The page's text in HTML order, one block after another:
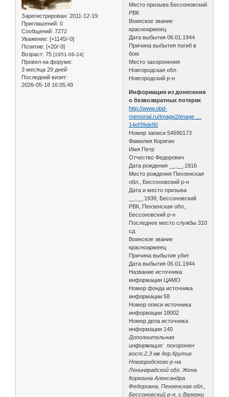
Зарегистрирован: 2011-12-19
Приглашений: 0
Сообщений: 7272
Уважение: [+1145/-0]
Позитив: [+20/-0]
Возраст: 75 [1951-06-24]
Провел на форуме:
3 месяца 29 дней
Последний визит:
2026-05-18 16:05:49
Место призыва Бессоновский
РВК
Воинское звание
красноармеец
Дата выбытия 06.01.1944
Причина выбытия погиб в
бою
Место захоронения
Новгородская обл.
Новгородский р-н
Информация из донесения
о безвозвратных потерях
http://www.obd-
memorial.ru/Image2/image …
14ef39de90
Номер записи 54690173
Фамилия Корягин
Имя Петр
Отчество Федорович
Дата рождения __.__.1916
Место рождения Пензенская
обл., Бессоновский р-н
Дата и место призыва
__.__.1939, Бессоновский
РВК, Пензенская обл.,
Бессоновский р-н
Последнее место службы 310
сд
Воинское звание
красноармеец
Причина выбытия убит
Дата выбытия 06.01.1944
Название источника
информации ЦАМО
Номер фонда источника
информации 58
Номер описи источника
информации 18002
Номер дела источника
информации 140
Дополнительная
информация: похоронен
вост.2,3 км дер.Крутик
Новгородского р-на
Ленинградской обл. Жена
Корягина Александра
Федоровна, Пензенская обл.,
Бессоновский р-н, с.Вазерки